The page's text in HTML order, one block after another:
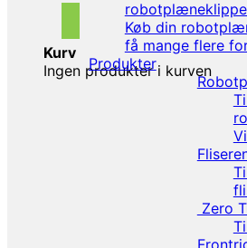
Kurv
Ingen produkter i kurven
Køb din
få mange flere
Produkter
Zero